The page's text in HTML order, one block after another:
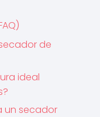
de
ideal
un secador